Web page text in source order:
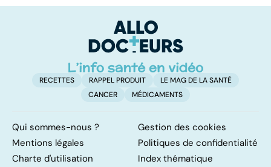
RECETTES RAPPEL PRODUIT
LE MAG DE LA SANTÉ
CANCER
MÉDICAMENTS
Qui sommes-nous ?
Gestion des cookies
Mentions légales
Politiques de confidentialité
Charte d'utilisation
Index thématique